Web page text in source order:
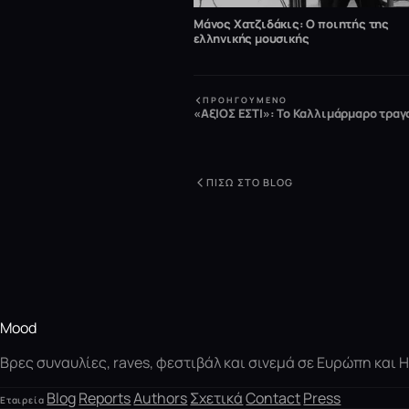
Μάνος Χατζιδάκις: Ο ποιητής της
ελληνικής μουσικής
ΠΡΟΗΓΟΎΜΕΝΟ
«ΑξΙΟΣ ΕΣΤΙ»: Το Καλλιμάρμαρο
ΠΊΣΩ ΣΤΟ BLOG
Mood
Βρες συναυλίες, raves, φεστιβάλ και σινεμά σε Ευρώπη
Εταιρεία BlogReportsAuthorsΣχετικά ContactPress